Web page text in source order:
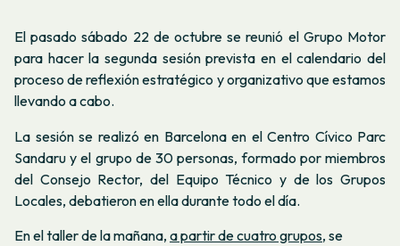
El pasado sábado 22 de octubre se reunió el Grupo Motor
para hacer la segunda sesión prevista en el calendario del
proceso de reflexión estratégico y organizativo que estamos
llevando a cabo.
La sesión se realizó en Barcelona en el Centro Cívico Parc
Sandaru y el grupo de 30 personas, formado por miembros
del Consejo Rector, del Equipo Técnico y de los Grupos
Locales, debatieron en ella durante todo el día.
En el taller de la mañana, a partir de cuatro grupos, se